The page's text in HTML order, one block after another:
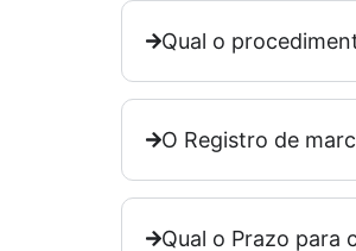
Qual o
O Registro de
Qual o Prazo para